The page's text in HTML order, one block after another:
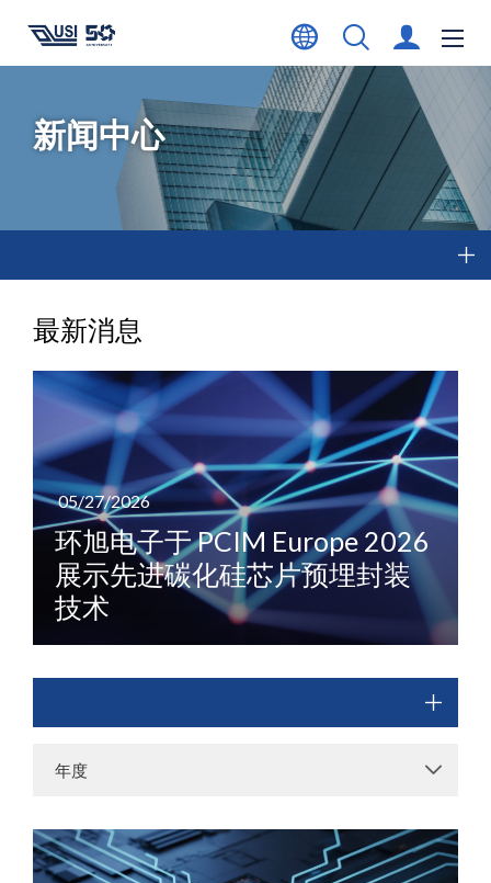
新闻中心
最新消息
05/27/2026
环旭电子于 PCIM Europe 2026
展示先进碳化硅芯片预埋封装
技术
年度